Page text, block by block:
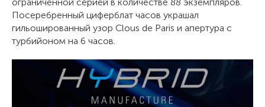
ограниченной серией в количестве 88 экземпляров.
Посеребренный циферблат часов украшал
гильошированный узор Clous de Paris и апертура с
турбийоном на 6 часов.